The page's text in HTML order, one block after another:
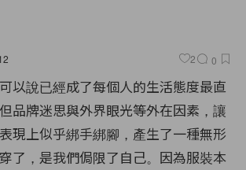
2 0
以說已經成了每個人的生活態度最直
品牌迷思與外界眼光等外在因素，讓
現上似乎綁手綁腳，產生了一種無形
了，是我們侷限了自己。因為服裝本